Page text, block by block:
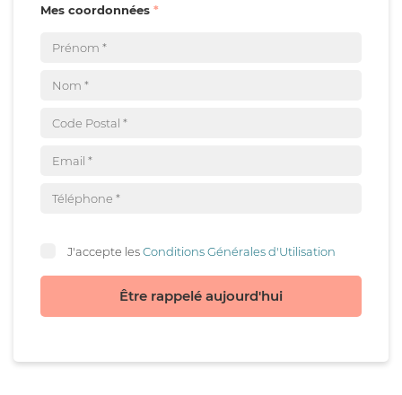
Mes coordonnées
J'accepte lesConditions Générales d'Utilisation
Être rappelé aujourd'hui